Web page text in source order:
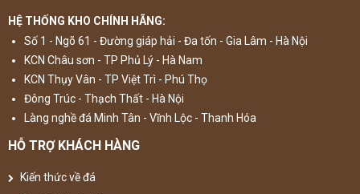
HỆ THỐNG KHO CHÍNH HÃNG:
Số 1 - Ngõ 61 - Đường giáp hải - Đa tốn - Gia Lâm - Hà Nội
KCN Châu sơn - TP Phủ Lý - Hà Nam
KCN Thụy Vân - TP Việt Trì - Phú Thọ
Đông Trúc - Thạch Thất - Hà Nội
Làng nghề đá Minh Tân - Vĩnh Lộc - Thanh Hóa
HỖ TRỢ KHÁCH HÀNG
Kiến thức về đá